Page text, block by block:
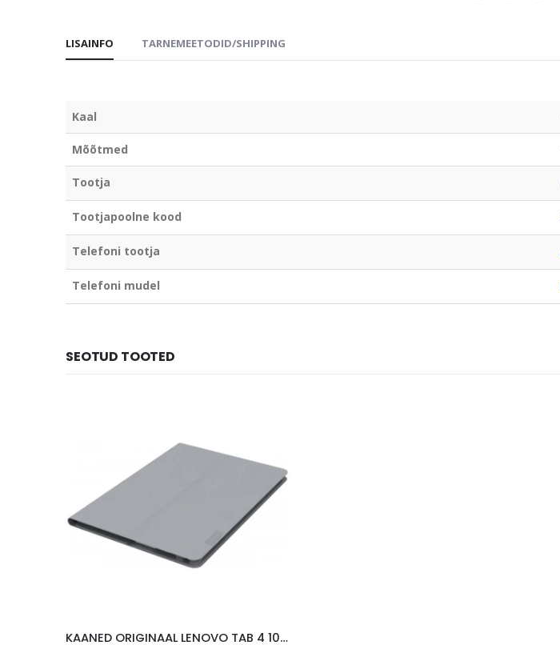
LISAINFO TARNEMEETODID/SHIPPING
Kaal
Mõõtmed
Tootja
Tootjapoolne kood
Telefoni tootja
Telefoni mudel
SEOTUD TOOTED
KAANED ORIGINAAL LENOVO TAB 4 10″, HALL